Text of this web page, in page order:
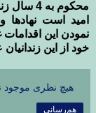
محکوم به 4 سال زندان در سمنان .
امید است
نمودن این اقدامات
خود از این
هیچ نظری موجود
هم‌رسانی